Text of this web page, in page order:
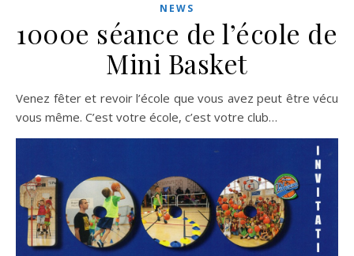
NEWS
1000e séance de l’école de
Mini Basket
Venez fêter et revoir l’école que vous avez peut être vécu
vous même. C’est votre école, c’est votre club…